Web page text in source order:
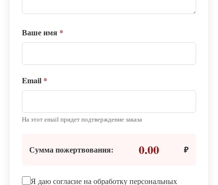
Ваше имя *
Email *
На этот email придет подтверждение заказа
Сумма пожертвования: 0.00 ₽
Я даю согласие на обработку персональных